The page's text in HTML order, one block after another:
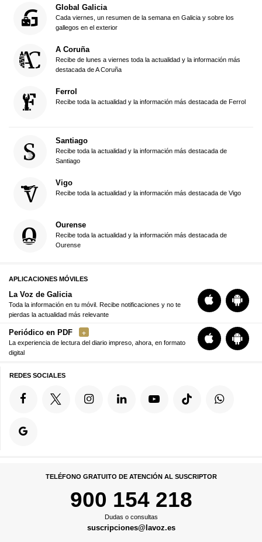
Global Galicia
Cada viernes, un resumen de la semana en Galicia y sobre los
gallegos en el exterior
A Coruña
Recibe de lunes a viernes toda la actualidad y la información más
destacada de A Coruña
Ferrol
Recibe toda la actualidad y la información más destacada de Ferrol
Santiago
Recibe toda la actualidad y la información más destacada de
Santiago
Vigo
Recibe toda la actualidad y la información más destacada de Vigo
Ourense
Recibe toda la actualidad y la información más destacada de
Ourense
APLICACIONES MÓVILES
La Voz de Galicia
Toda la información en tu móvil. Recibe notificaciones y no te
pierdas la actualidad más relevante
Periódico en PDF
La experiencia de lectura del diario impreso, ahora, en formato
digital
REDES SOCIALES
TELÉFONO GRATUITO DE ATENCIÓN AL SUSCRIPTOR
900 154 218
Dudas o consultas
suscripciones@lavoz.es